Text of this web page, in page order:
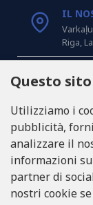
IL
Riga,
Questo
Utilizziamo i
pubblicità,
analizzare il
informazioni
partner di
nostri cookie